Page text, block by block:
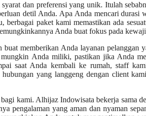
dan preferensi yang unik. Itulah
detil Anda. Apa Anda mencari durasi
paket kami memastikan ada
Anda buat fokus pada
memberikan Anda layanan pelanggan
Anda miliki, pastikan jika Anda
saat Anda kembali ke rumah, staff
yang langgeng dengan client
kami. Alhijaz Indowisata bekerja sama
pengalaman yang aman dan nyaman